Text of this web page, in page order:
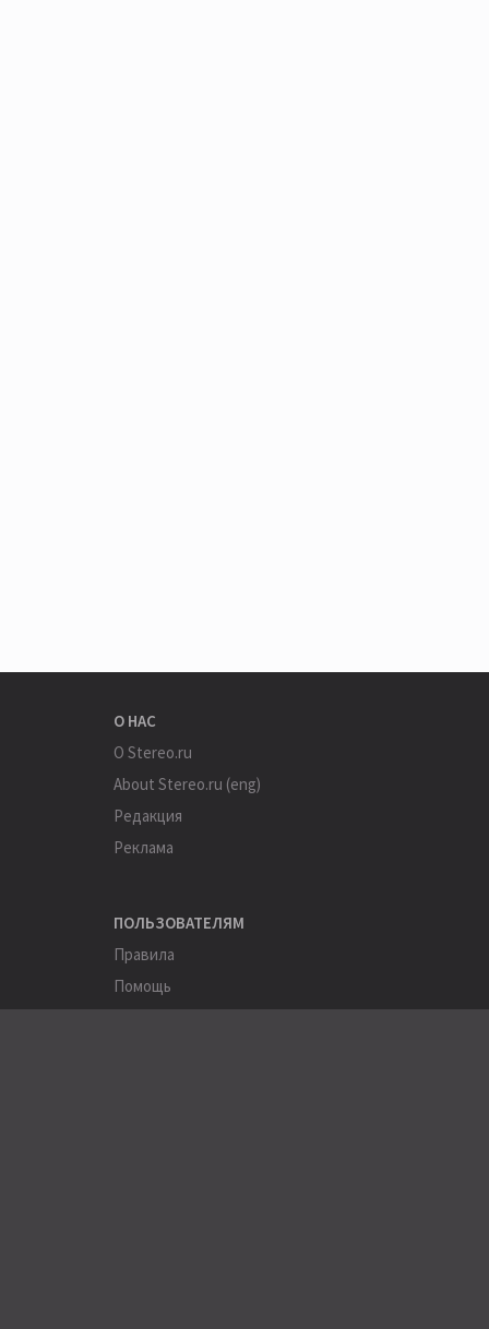
О НАС
О Stereo.ru
About Stereo.ru (eng)
Редакция
Реклама
ПОЛЬЗОВАТЕЛЯМ
Правила
Помощь